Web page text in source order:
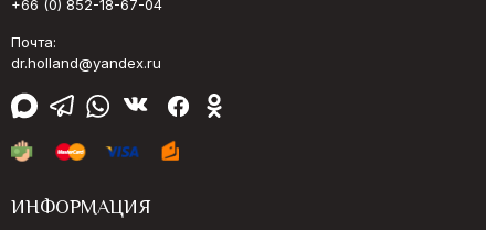
+66 (0) 852-18-67-04
Почта:
dr.holland@yandex.ru
ИНФОРМАЦИЯ